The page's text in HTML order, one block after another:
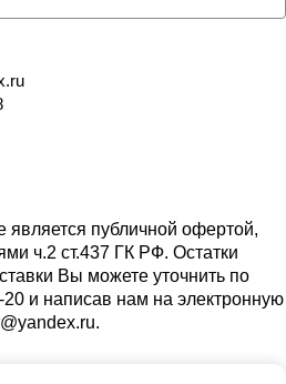
является публичной офертой,
ч.2 ст.437 ГК РФ. Остатки
Вы можете уточнить по
20 и написав нам на электронную
.